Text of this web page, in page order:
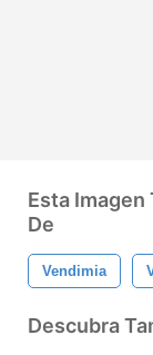
Esta Imagen
De
Vendimia
Descubra